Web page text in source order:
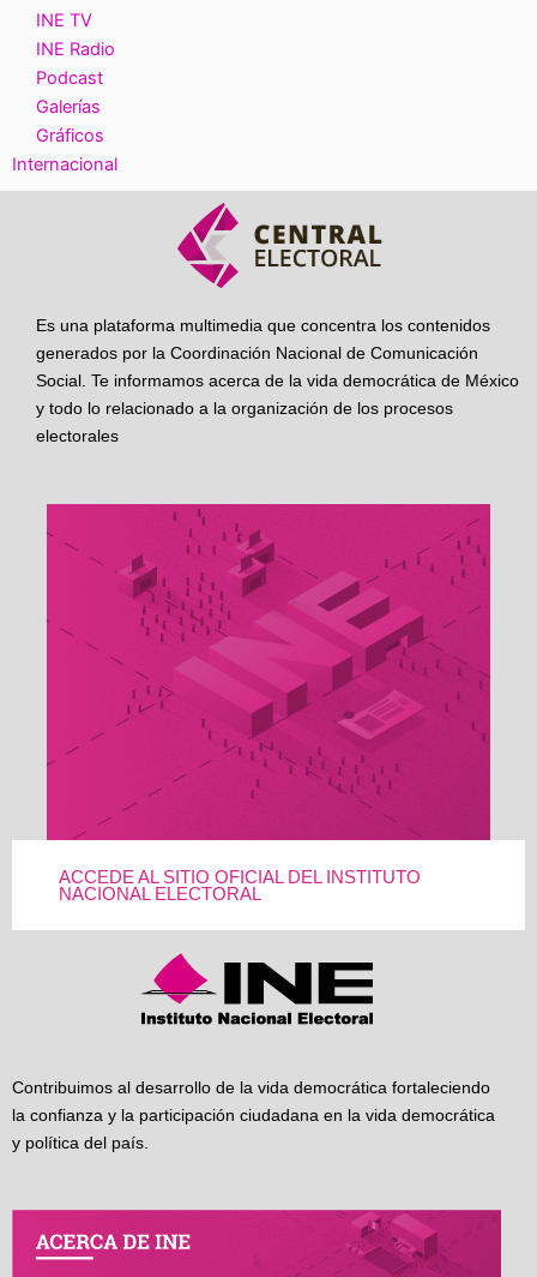
INE TV
INE Radio
Podcast
Galerías
Gráficos
Internacional
Es una plataforma multimedia que concentra los contenidos
generados por la Coordinación Nacional de Comunicación
Social. Te informamos acerca de la vida democrática de México
y todo lo relacionado a la organización de los procesos
electorales
ACCEDE AL SITIO OFICIAL DEL INSTITUTO
NACIONAL ELECTORAL
Contribuimos al desarrollo de la vida democrática fortaleciendo
la confianza y la participación ciudadana en la vida democrática
y política del país.